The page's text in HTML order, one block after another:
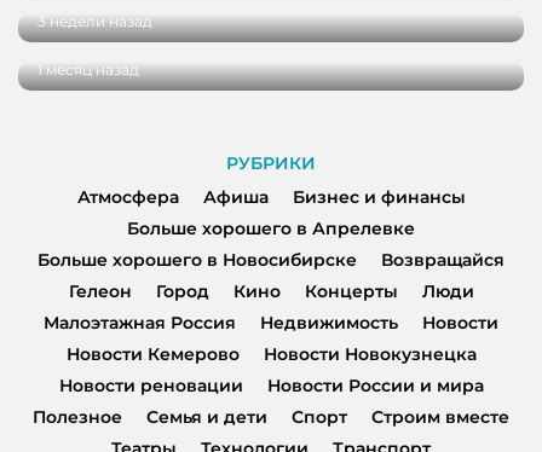
3 недели назад
ко Дню семьи, любви и верности
1 месяц назад
РУБРИКИ
Атмосфера
Афиша
Бизнес и финансы
Больше хорошего в Апрелевке
Больше хорошего в Новосибирске
Возвращайся
Гелеон
Город Кино Концерты
Люди
Малоэтажная Россия
Недвижимость
Новости
Новости Кемерово
Новости Новокузнецка
Новости реновации
Новости России и мира
Полезное
Семья и дети Спорт
Строим вместе